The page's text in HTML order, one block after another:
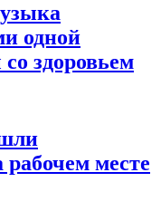
одной
здоровьем
месте